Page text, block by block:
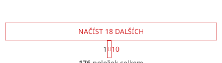
O
NAČÍST 18 DALŠÍCH
S
t
r
1
10